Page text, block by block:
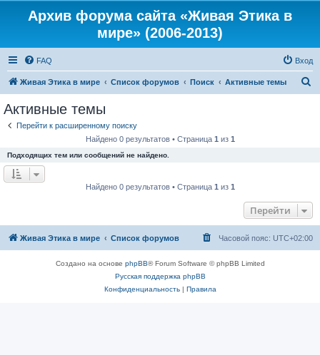
Архив форума сайта «Живая Этика в
мире» (2006-2013)
FAQ Вход
Живая Этика в мире Список форумов Поиск Активные темы
Активные темы
Перейти к расширенному поиску
Найдено 0 результатов • Страница 1 из 1
Подходящих тем или сообщений не найдено.
Найдено 0 результатов • Страница 1 из 1
Перейти
Живая Этика в мире Список форумов Часовой пояс: UTC+02:00
Создано на основе phpBB® Forum Software © phpBB Limited
Русская поддержка phpBB
Конфиденциальность| Правила